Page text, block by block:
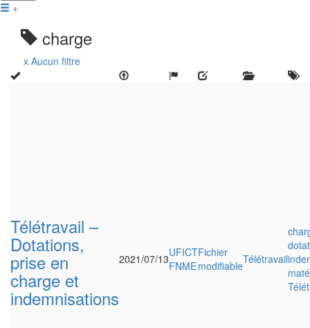
+
charge
x Aucun filtre
Télétravail –
Dotations,
prise en
charge et
indemnisations
2021/07/13UFICT
FNME
Fichier
modifiableTélétravail